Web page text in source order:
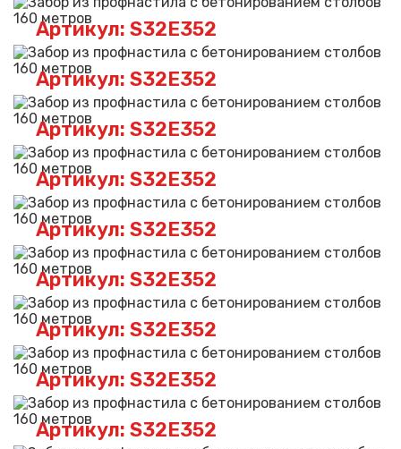
Артикул: S32E352
Артикул: S32E352
Артикул: S32E352
Артикул: S32E352
Артикул: S32E352
Артикул: S32E352
Артикул: S32E352
Артикул: S32E352
Артикул: S32E352